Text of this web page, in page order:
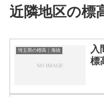
近隣地区の標
埼玉県の標高｜海抜
入
標